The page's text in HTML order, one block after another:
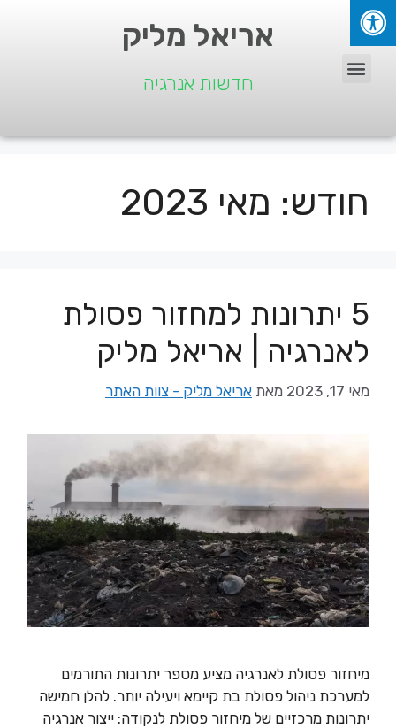
אריאל מליק
חדשות אנרגיה
חודש: מאי 2023
5 יתרונות למחזור פסולת
לאנרגיה | אריאל מליק
מאי 17, 2023 מאת אריאל מליק - צוות האתר
מיחזור פסולת לאנרגיה מציע מספר יתרונות התורמים
למערכת ניהול פסולת בת קיימא ויעילה יותר. להלן חמישה
יתרונות מרכזיים של מיחזור פסולת לנקודה: ייצור אנרגיה